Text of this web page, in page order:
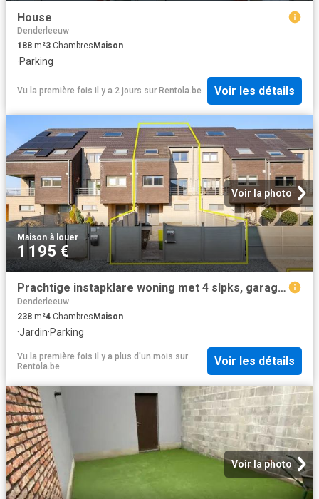
House
Denderleeuw
188 m²3 Chambres Maison
·Parking
Vu la première fois il y a 2 jours sur Rentola.be Voir les détails
Voir la photo
Maison·à louer
1 195 €
Prachtige instapklare woning met 4 slpks, garage en tuin
Denderleeuw
238 m²4 Chambres Maison
·Jardin·Parking
Vu la première fois il y a plus d'un mois sur
Rentola.be
Voir les détails
Voir la photo